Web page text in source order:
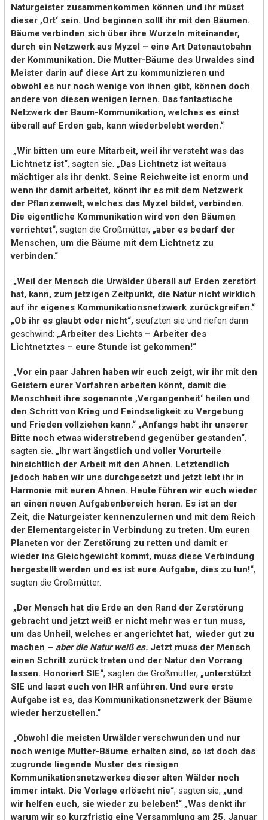
Naturgeister zusammenkommen können und ihr müsst
dieser ‚Ort‘ sein. Und beginnen sollt ihr mit den Bäumen.
Bäume verbinden sich über ihre Wurzeln miteinander,
durch ein Netzwerk aus Myzel – eine Art Datenautobahn
der Kommunikation. Die Mutter-Bäume des Urwaldes sind
Meister darin auf diese Art zu kommunizieren und
obwohl es nur noch wenige von ihnen gibt, können doch
andere von diesen wenigen lernen. Das fantastische
Netzwerk der Baum-Kommunikation, welches es einst
überall auf Erden gab, kann wiederbelebt werden.“
„Wir bitten um eure Mitarbeit, weil ihr versteht was das
Lichtnetz ist“, sagten sie. „Das Lichtnetz ist weitaus
mächtiger als ihr denkt. Seine Reichweite ist enorm und
wenn ihr damit arbeitet, könnt ihr es mit dem Netzwerk
der Pflanzenwelt, welches das Myzel bildet, verbinden.
Die eigentliche Kommunikation wird von den Bäumen
verrichtet“, sagten die Großmütter, „aber es bedarf der
Menschen, um die Bäume mit dem Lichtnetz zu
verbinden.“
„Weil der Mensch die Urwälder überall auf Erden zerstört
hat, kann, zum jetzigen Zeitpunkt, die Natur nicht wirklich
auf ihr eigenes Kommunikationsnetzwerk zurückgreifen.“
„Ob ihr es glaubt oder nicht“, seufzten sie und riefen dann
geschwind: „Arbeiter des Lichts – Arbeiter des
Lichtnetztes – eure Stunde ist gekommen!“
„Vor ein paar Jahren haben wir euch zeigt, wir ihr mit den
Geistern eurer Vorfahren arbeiten könnt, damit die
Menschheit ihre sogenannte ‚Vergangenheit‘ heilen und
den Schritt von Krieg und Feindseligkeit zu Vergebung
und Frieden vollziehen kann.“ „Anfangs habt ihr unserer
Bitte noch etwas widerstrebend gegenüber gestanden“,
sagten sie. „Ihr wart ängstlich und voller Vorurteile
hinsichtlich der Arbeit mit den Ahnen. Letztendlich
jedoch haben wir uns durchgesetzt und jetzt lebt ihr in
Harmonie mit euren Ahnen. Heute führen wir euch wieder
an einen neuen Aufgabenbereich heran. Es ist an der
Zeit, die Naturgeister kennenzulernen und mit dem Reich
der Elementargeister in Verbindung zu treten. Um euren
Planeten vor der Zerstörung zu retten und damit er
wieder ins Gleichgewicht kommt, muss diese Verbindung
hergestellt werden und es ist eure Aufgabe, dies zu tun!“,
sagten die Großmütter.
„Der Mensch hat die Erde an den Rand der Zerstörung
gebracht und jetzt weiß er nicht mehr was er tun muss,
um das Unheil, welches er angerichtet hat, wieder gut zu
machen – aber die Natur weiß es. Jetzt muss der Mensch
einen Schritt zurück treten und der Natur den Vorrang
lassen. Honoriert SIE“, sagten die Großmütter, „unterstützt
SIE und lasst euch von IHR anführen. Und eure erste
Aufgabe ist es, das Kommunikationsnetzwerk der Bäume
wieder herzustellen.“
„Obwohl die meisten Urwälder verschwunden und nur
noch wenige Mutter-Bäume erhalten sind, so ist doch das
zugrunde liegende Muster des riesigen
Kommunikationsnetzwerkes dieser alten Wälder noch
immer intakt. Die Vorlage erlöscht nie“, sagten sie, „und
wir helfen euch, sie wieder zu beleben!“ „Was denkt ihr
warum wir so kurzfristig eine Versammlung am 25. Januar